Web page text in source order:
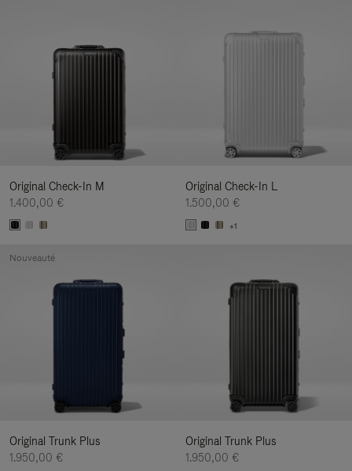
Original Check-In M
1.400,00 €
Original Check-In L
1.500,00 €
+1
Original Trunk Plus
1.950,00 €
Nouveauté
Original Trunk Plus
1.950,00 €